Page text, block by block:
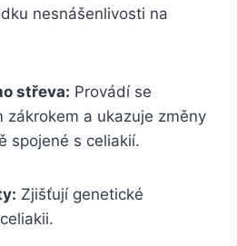
nesnášenlivosti na
střeva: Provádí se
zákrokem a ukazuje změny
spojené s celiakií.
Zjišťují genetické